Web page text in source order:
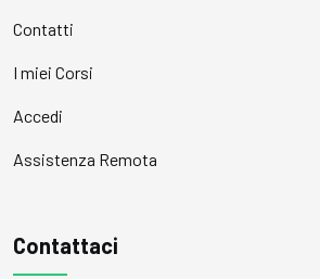
Contatti
I miei Corsi
Accedi
Assistenza Remota
Contattaci